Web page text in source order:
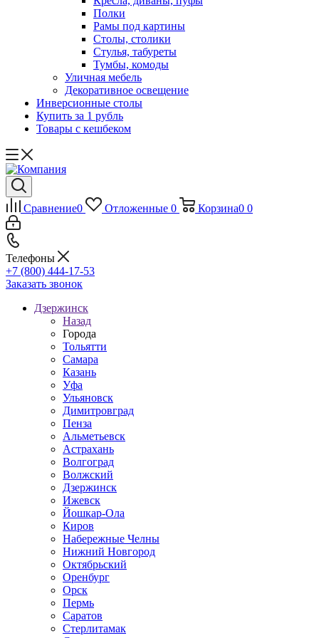
Полки
Рамы под картины
Столы, столики
Стулья, табуреты
Тумбы, комоды
Уличная мебель
Декоративное освещение
Инверсионные столы
Купить за 1 рубль
Товары с кешбеком
Сравнение0 Отложенные 0 Корзина0 0
Телефоны
+7 (800) 444-17-53
Заказать звонок
Дзержинск
Назад
Города
Тольятти
Самара
Казань
Уфа
Ульяновск
Димитровград
Пенза
Альметьевск
Астрахань
Волгоград
Волжский
Дзержинск
Ижевск
Йошкар-Ола
Киров
Набережные Челны
Нижний Новгород
Октябрьский
Оренбург
Орск
Пермь
Саратов
Стерлитамак